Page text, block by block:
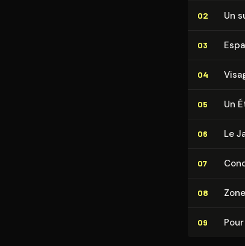
02 Un
03
04
05 Un
06 Le
07
08
09